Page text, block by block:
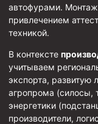
Муфта ОТТМ 324
Муфта ОТТМ 178
Муфта ОТТМ 168
Муфта ОТТМ 114
Муфта ОТТГ 168
Муфта ОТТГ 146
автофурами.
привлечением
техникой.
В контексте
учитываем
экспорта, развитую
агропрома (силосы,
энергетики
производители,